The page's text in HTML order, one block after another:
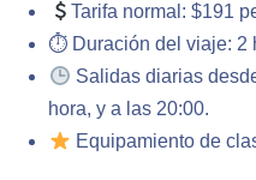
Tarifa normal: $191
⏱ Duración del viaje: 2
Salidas diarias
hora, y a las 20:00.
Equipamiento de